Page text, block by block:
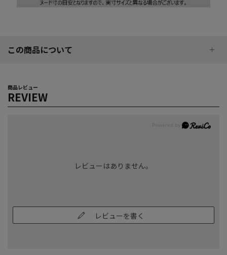
この商品について
商品レビュー
REVIEW
レビューはありません。
レビューを書く